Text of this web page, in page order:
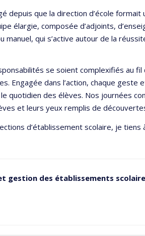
depuis que la direction d’école
élargie, composée d’adjoints,
manuel, qui s’active autour de la
se soient complexifiés au
Engagée dans l’action, chaque geste
quotidien des élèves. Nos journées
et leurs yeux remplis de
d’établissement scolaire, je
gestion des établissements